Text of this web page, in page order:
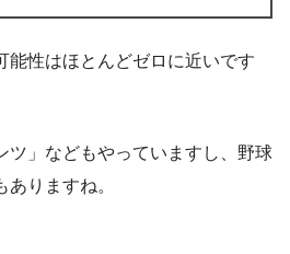
能性はほとんどゼロに近いです
ツ」などもやっていますし、野球
りますね。